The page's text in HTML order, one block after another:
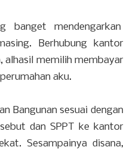
banget mendengarkan
Berhubung kantor
alhasil memilih membayar
aku.
Bangunan sesuai dengan
dan SPPT ke kantor
Sesampainya disana,